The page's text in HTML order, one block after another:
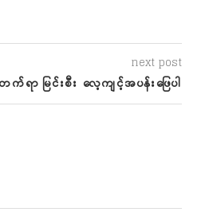
next post
ရာ မြင်းစီး လေ့ကျင့်အပန်းဖြေပါ